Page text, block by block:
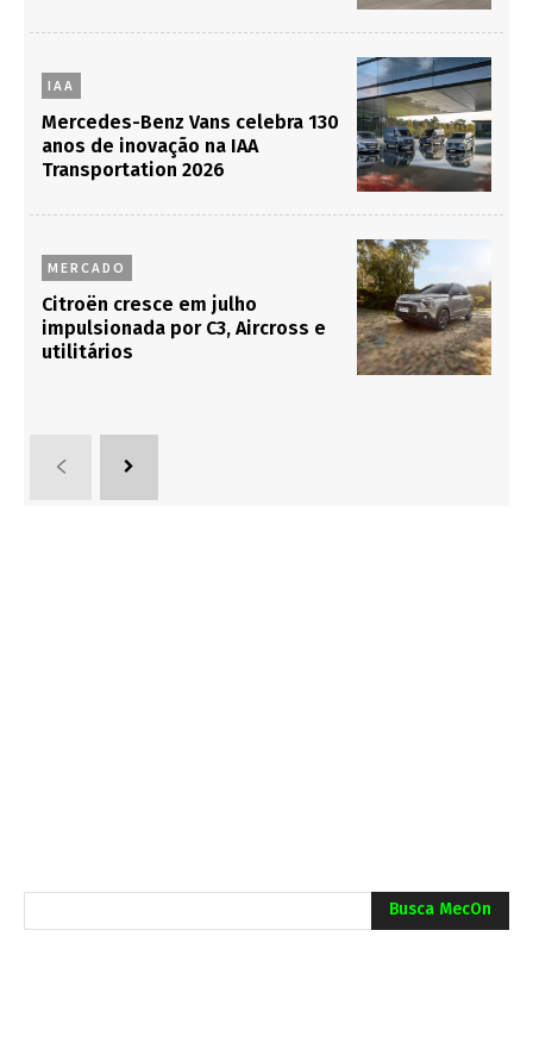
IAA
Mercedes-Benz Vans celebra 130
anos de inovação na IAA
Transportation 2026
MERCADO
Citroën cresce em julho
impulsionada por C3, Aircross e
utilitários
Busca MecOn